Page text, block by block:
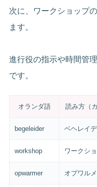
次に、ワークショップ
ます。
進行役の指示や時間管
です。
オランダ語 読み方（
begeleider ベヘレイ
workshop ワークシ
opwarmer オプワル